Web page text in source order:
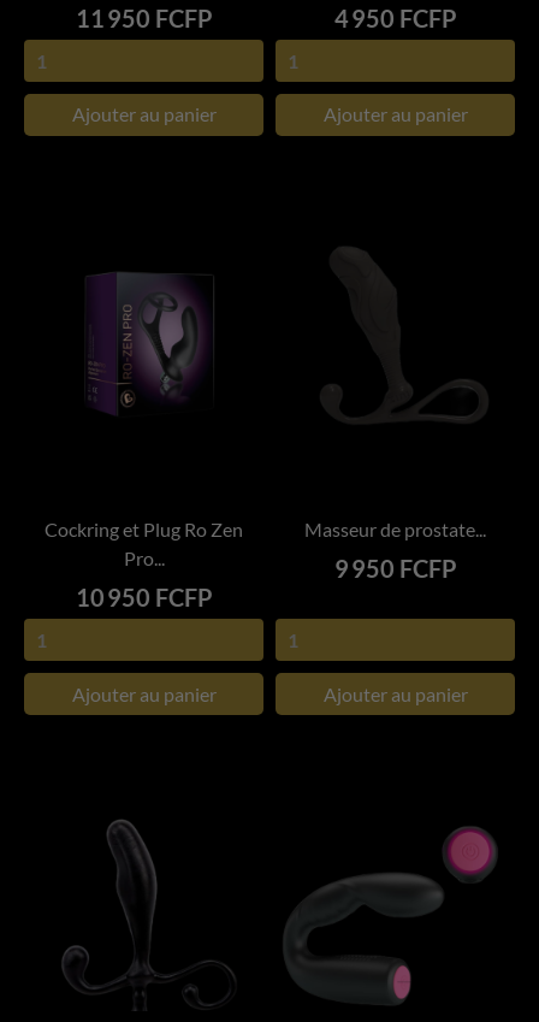
Prix
11 950 FCFP
Ajouter au panier
Prix
4 950 FCFP
Ajouter au panier
Cockring et Plug Ro Zen
Pro...
Prix
10 950 FCFP
Ajouter au panier
Masseur de prostate...
Prix
9 950 FCFP
Ajouter au panier